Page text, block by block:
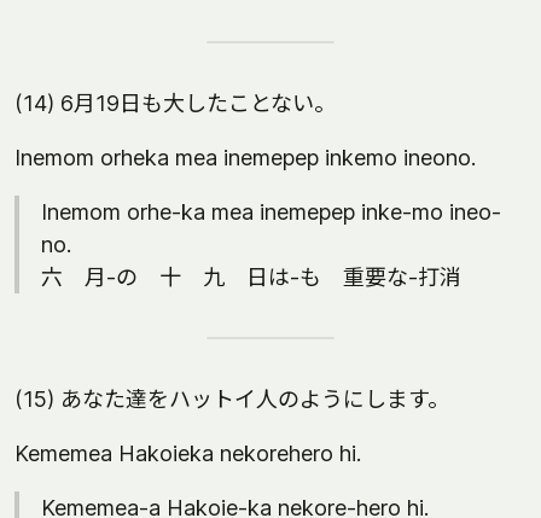
(14) 6月19日も大したことない。
Inemom orheka mea inemepep inkemo ineono.
Inemom orhe-ka mea inemepep inke-mo ineo-
no.
六 月-の 十 九 日は-も 重要な-打消
(15) あなた達をハットイ人のようにします。
Kememea Hakoieka nekorehero hi.
Kememea-a Hakoie-ka nekore-hero hi.